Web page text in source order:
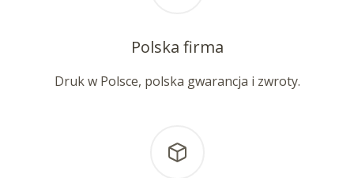
Polska firma
Druk w Polsce, polska gwarancja i zwroty.